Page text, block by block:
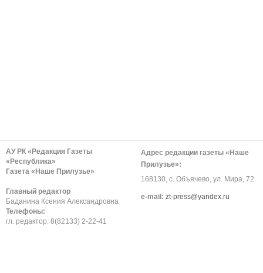
АУ РК «Редакция Газеты
«Республика»
Газета «Наше Прилузье»
Главный редактор
Баданина Ксения Александровна
Телефоны:
гл. редактор: 8(82133) 2-22-41
Адрес редакции газеты «Наше
Прилузье»:
168130, с. Объячево, ул. Мира, 72
е-mail: zt-press@yandex.ru